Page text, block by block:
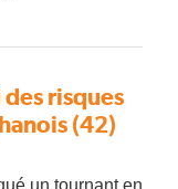
risques
(42)
un tournant en